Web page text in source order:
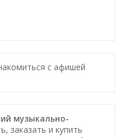
с афишей
музыкально-
заказать и купить